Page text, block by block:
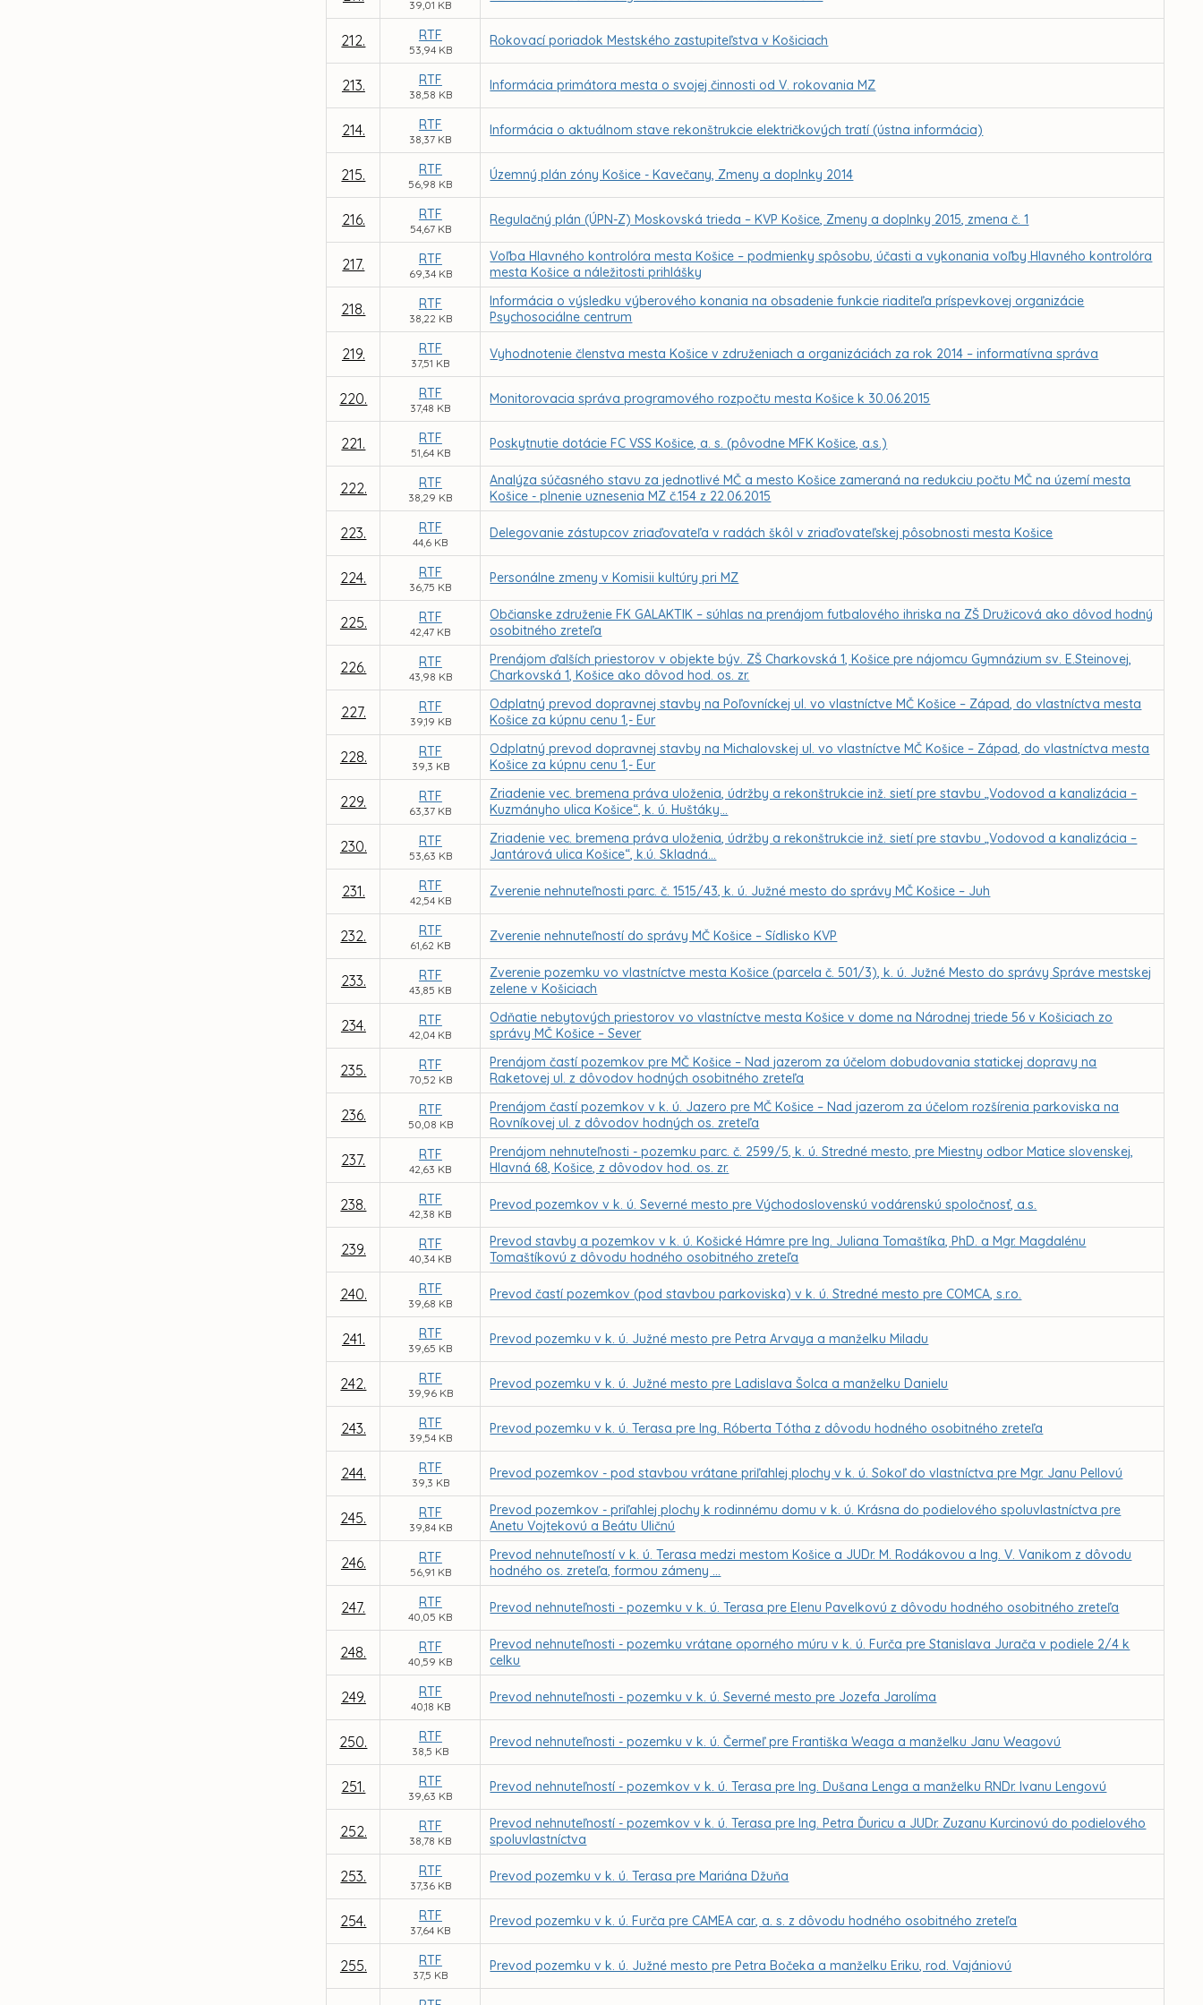
39,01 KB
212. RTF
53,94 KB
Rokovací poriadok Mestského zastupiteľstva v Košiciach
213. RTF
38,58 KB
Informácia primátora mesta o svojej činnosti od V. rokovania MZ
214. RTF
38,37 KB
Informácia o aktuálnom stave rekonštrukcie električkových tratí (ústna informácia)
215. RTF
56,98 KB
Územný plán zóny Košice - Kavečany, Zmeny a doplnky 2014
216. RTF
54,67 KB
Regulačný plán (ÚPN-Z) Moskovská trieda – KVP Košice, Zmeny a doplnky 2015, zmena č. 1
217. RTF
69,34 KB
Voľba Hlavného kontrolóra mesta Košice – podmienky spôsobu, účasti a vykonania voľby Hlavného kontrolóra
mesta Košice a náležitosti prihlášky
218. RTF
38,22 KB
Informácia o výsledku výberového konania na obsadenie funkcie riaditeľa príspevkovej organizácie
Psychosociálne centrum
219. RTF
37,51 KB
Vyhodnotenie členstva mesta Košice v združeniach a organizáciách za rok 2014 – informatívna správa
220. RTF
37,48 KB
Monitorovacia správa programového rozpočtu mesta Košice k 30.06.2015
221. RTF
51,64 KB
Poskytnutie dotácie FC VSS Košice, a. s. (pôvodne MFK Košice, a.s.)
222. RTF
38,29 KB
Analýza súčasného stavu za jednotlivé MČ a mesto Košice zameraná na redukciu počtu MČ na území mesta
Košice - plnenie uznesenia MZ č.154 z 22.06.2015
223. RTF
44,6 KB
Delegovanie zástupcov zriaďovateľa v radách škôl v zriaďovateľskej pôsobnosti mesta Košice
224. RTF
36,75 KB
Personálne zmeny v Komisii kultúry pri MZ
225. RTF
42,47 KB
Občianske združenie FK GALAKTIK – súhlas na prenájom futbalového ihriska na ZŠ Družicová ako dôvod hodný
osobitného zreteľa
226. RTF
43,98 KB
Prenájom ďalších priestorov v objekte býv. ZŠ Charkovská 1, Košice pre nájomcu Gymnázium sv. E.Steinovej,
Charkovská 1, Košice ako dôvod hod. os. zr.
227. RTF
39,19 KB
Odplatný prevod dopravnej stavby na Poľovníckej ul. vo vlastníctve MČ Košice – Západ, do vlastníctva mesta
Košice za kúpnu cenu 1,- Eur
228. RTF
39,3 KB
Odplatný prevod dopravnej stavby na Michalovskej ul. vo vlastníctve MČ Košice – Západ, do vlastníctva mesta
Košice za kúpnu cenu 1,- Eur
229. RTF
63,37 KB
Zriadenie vec. bremena práva uloženia, údržby a rekonštrukcie inž. sietí pre stavbu „Vodovod a kanalizácia –
Kuzmányho ulica Košice“, k. ú. Huštáky...
230. RTF
53,63 KB
Zriadenie vec. bremena práva uloženia, údržby a rekonštrukcie inž. sietí pre stavbu „Vodovod a kanalizácia –
Jantárová ulica Košice“, k.ú. Skladná...
231. RTF
42,54 KB
Zverenie nehnuteľnosti parc. č. 1515/43, k. ú. Južné mesto do správy MČ Košice – Juh
232. RTF
61,62 KB
Zverenie nehnuteľností do správy MČ Košice – Sídlisko KVP
233. RTF
43,85 KB
Zverenie pozemku vo vlastníctve mesta Košice (parcela č. 501/3), k. ú. Južné Mesto do správy Správe mestskej
zelene v Košiciach
234. RTF
42,04 KB
Odňatie nebytových priestorov vo vlastníctve mesta Košice v dome na Národnej triede 56 v Košiciach zo
správy MČ Košice – Sever
235. RTF
70,52 KB
Prenájom častí pozemkov pre MČ Košice – Nad jazerom za účelom dobudovania statickej dopravy na
Raketovej ul. z dôvodov hodných osobitného zreteľa
236. RTF
50,08 KB
Prenájom častí pozemkov v k. ú. Jazero pre MČ Košice – Nad jazerom za účelom rozšírenia parkoviska na
Rovníkovej ul. z dôvodov hodných os. zreteľa
237. RTF
42,63 KB
Prenájom nehnuteľnosti - pozemku parc. č. 2599/5, k. ú. Stredné mesto, pre Miestny odbor Matice slovenskej,
Hlavná 68, Košice, z dôvodov hod. os. zr.
238. RTF
42,38 KB
Prevod pozemkov v k. ú. Severné mesto pre Východoslovenskú vodárenskú spoločnosť, a.s.
239. RTF
40,34 KB
Prevod stavby a pozemkov v k. ú. Košické Hámre pre Ing. Juliana Tomaštíka, PhD. a Mgr. Magdalénu
Tomaštíkovú z dôvodu hodného osobitného zreteľa
240. RTF
39,68 KB
Prevod častí pozemkov (pod stavbou parkoviska) v k. ú. Stredné mesto pre COMCA, s.r.o.
241. RTF
39,65 KB
Prevod pozemku v k. ú. Južné mesto pre Petra Arvaya a manželku Miladu
242. RTF
39,96 KB
Prevod pozemku v k. ú. Južné mesto pre Ladislava Šolca a manželku Danielu
243. RTF
39,54 KB
Prevod pozemku v k. ú. Terasa pre Ing. Róberta Tótha z dôvodu hodného osobitného zreteľa
244. RTF
39,3 KB
Prevod pozemkov - pod stavbou vrátane priľahlej plochy v k. ú. Sokoľ do vlastníctva pre Mgr. Janu Pellovú
245. RTF
39,84 KB
Prevod pozemkov - priľahlej plochy k rodinnému domu v k. ú. Krásna do podielového spoluvlastníctva pre
Anetu Vojtekovú a Beátu Uličnú
246. RTF
56,91 KB
Prevod nehnuteľností v k. ú. Terasa medzi mestom Košice a JUDr. M. Rodákovou a Ing. V. Vanikom z dôvodu
hodného os. zreteľa, formou zámeny ...
247. RTF
40,05 KB
Prevod nehnuteľnosti - pozemku v k. ú. Terasa pre Elenu Pavelkovú z dôvodu hodného osobitného zreteľa
248. RTF
40,59 KB
Prevod nehnuteľnosti - pozemku vrátane oporného múru v k. ú. Furča pre Stanislava Jurača v podiele 2/4 k
celku
249. RTF
40,18 KB
Prevod nehnuteľnosti - pozemku v k. ú. Severné mesto pre Jozefa Jarolíma
250. RTF
38,5 KB
Prevod nehnuteľnosti - pozemku v k. ú. Čermeľ pre Františka Weaga a manželku Janu Weagovú
251. RTF
39,63 KB
Prevod nehnuteľností - pozemkov v k. ú. Terasa pre Ing. Dušana Lenga a manželku RNDr. Ivanu Lengovú
252. RTF
38,78 KB
Prevod nehnuteľností - pozemkov v k. ú. Terasa pre Ing. Petra Ďuricu a JUDr. Zuzanu Kurcinovú do podielového
spoluvlastníctva
253. RTF
37,36 KB
Prevod pozemku v k. ú. Terasa pre Mariána Džuňa
254. RTF
37,64 KB
Prevod pozemku v k. ú. Furča pre CAMEA car, a. s. z dôvodu hodného osobitného zreteľa
255. RTF
37,5 KB
Prevod pozemku v k. ú. Južné mesto pre Petra Bočeka a manželku Eriku, rod. Vajániovú